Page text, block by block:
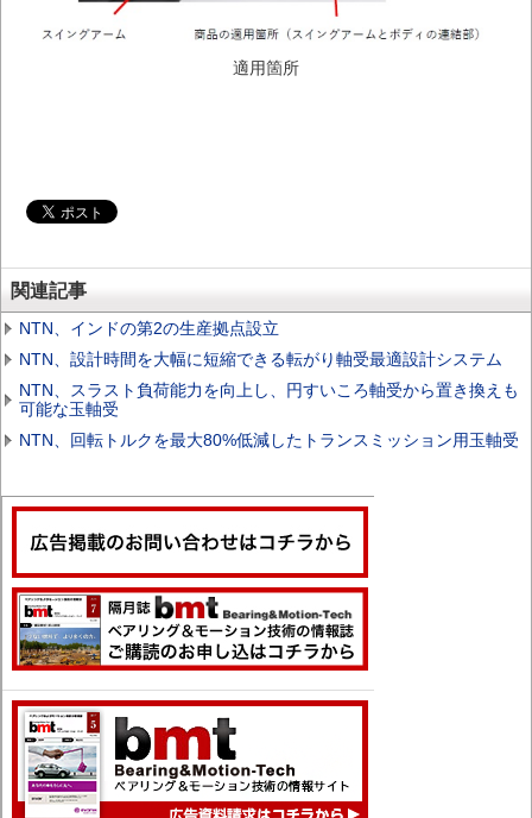
適用箇所
関連記事
NTN、インドの第2の生産拠点設立
NTN、設計時間を大幅に短縮できる転がり軸受最適設計システム
NTN、スラスト負荷能力を向上し、円すいころ軸受から置き換えも
可能な玉軸受
NTN、回転トルクを最大80%低減したトランスミッション用玉軸受